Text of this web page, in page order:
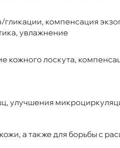
компенсация
увлажнение
кожного лоскута,
улучшения
а также для борьбы с